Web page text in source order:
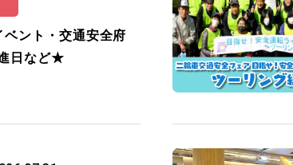
ント・交通安全府
日など★